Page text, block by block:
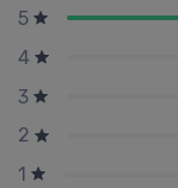
5
4
3
2
1